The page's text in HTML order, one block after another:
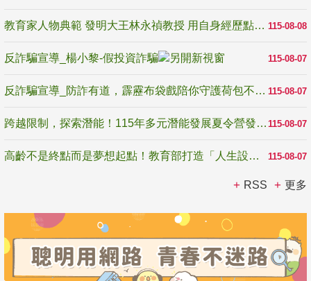
115-08-08
教育家人物典範 發明大王林永禎教授 用自身經歷點亮學生的路
115-08-07
反詐騙宣導_楊小黎-假投資詐騙
115-08-07
反詐騙宣導_防詐有道，霹靂布袋戲陪你守護荷包不受騙
115-08-07
跨越限制，探索潛能！115年多元潛能發展夏令營發掘生命無限可能
115-08-07
高齡不是終點而是夢想起點！教育部打造「人生設計夢工場」 參展第3屆高齡健康產業博覽會
RSS 更多